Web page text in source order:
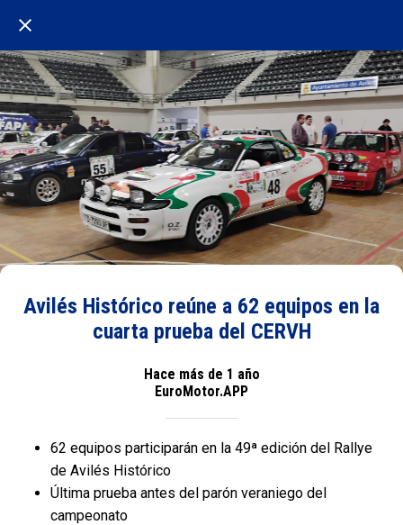
Avilés Histórico reúne a 62 equipos en la
cuarta prueba del CERVH
Hace más de 1 año
EuroMotor.APP
62 equipos participarán en la 49ª edición del Rallye
de Avilés Histórico
Última prueba antes del parón veraniego del
campeonato